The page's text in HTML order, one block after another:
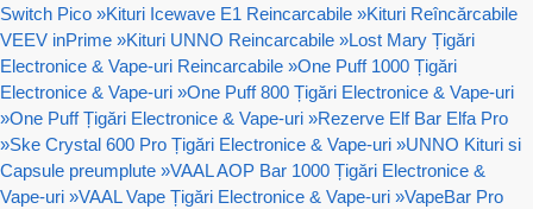
Switch Pico »Kituri Icewave E1 Reincarcabile »Kituri Reîncărcabile
VEEV inPrime »Kituri UNNO Reincarcabile »Lost Mary Țigări
Electronice & Vape-uri Reincarcabile »One Puff 1000 Țigări
Electronice & Vape-uri »One Puff 800 Țigări Electronice & Vape-uri
»One Puff Țigări Electronice & Vape-uri »Rezerve Elf Bar Elfa Pro
»Ske Crystal 600 Pro Țigări Electronice & Vape-uri »UNNO Kituri si
Capsule preumplute »VAAL AOP Bar 1000 Țigări Electronice &
Vape-uri »VAAL Vape Țigări Electronice & Vape-uri »VapeBar Pro